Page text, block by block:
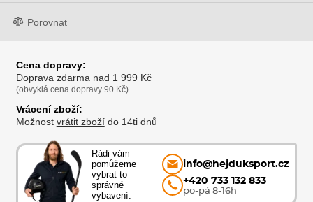
Porovnat
Cena dopravy:
Doprava zdarma nad 1 999 Kč
(obvyklá cena dopravy 90 Kč)
Vrácení zboží:
Možnost vrátit zbožído 14ti dnů
Rádi vám
pomůžeme
vybrat to
správné
vybavení.
info@hejduksport.cz
+420 733 132 833
po-pá 8-16h